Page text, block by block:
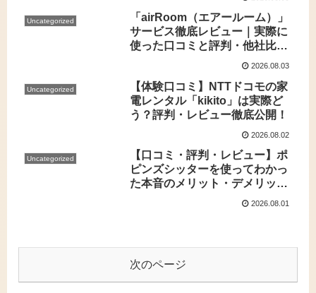
の公表値まで
Uncategorized
「airRoom（エアールーム）」
サービス徹底レビュー｜実際に
使った口コミと評判・他社比較
2026.08.03
Uncategorized
【体験口コミ】NTTドコモの家
電レンタル「kikito」は実際ど
う？評判・レビュー徹底公開！
2026.08.02
Uncategorized
【口コミ・評判・レビュー】ポ
ピンズシッターを使ってわかっ
た本音のメリット・デメリット
2026.08.01
次のページ